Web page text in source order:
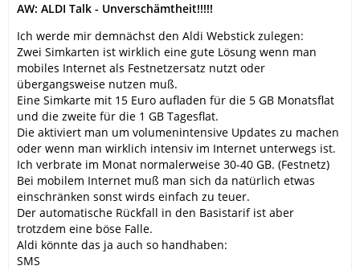
AW: ALDI Talk - Unverschämtheit!!!!!
Ich werde mir demnächst den Aldi Webstick zulegen:
Zwei Simkarten ist wirklich eine gute Lösung wenn man
mobiles Internet als Festnetzersatz nutzt oder
übergangsweise nutzen muß.
Eine Simkarte mit 15 Euro aufladen für die 5 GB Monatsflat
und die zweite für die 1 GB Tagesflat.
Die aktiviert man um volumenintensive Updates zu machen
oder wenn man wirklich intensiv im Internet unterwegs ist.
Ich verbrate im Monat normalerweise 30-40 GB. (Festnetz)
Bei mobilem Internet muß man sich da natürlich etwas
einschränken sonst wirds einfach zu teuer.
Der automatische Rückfall in den Basistarif ist aber
trotzdem eine böse Falle.
Aldi könnte das ja auch so handhaben:
SMS